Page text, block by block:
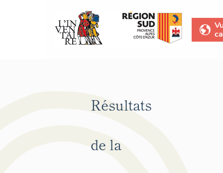
Résultats
de la